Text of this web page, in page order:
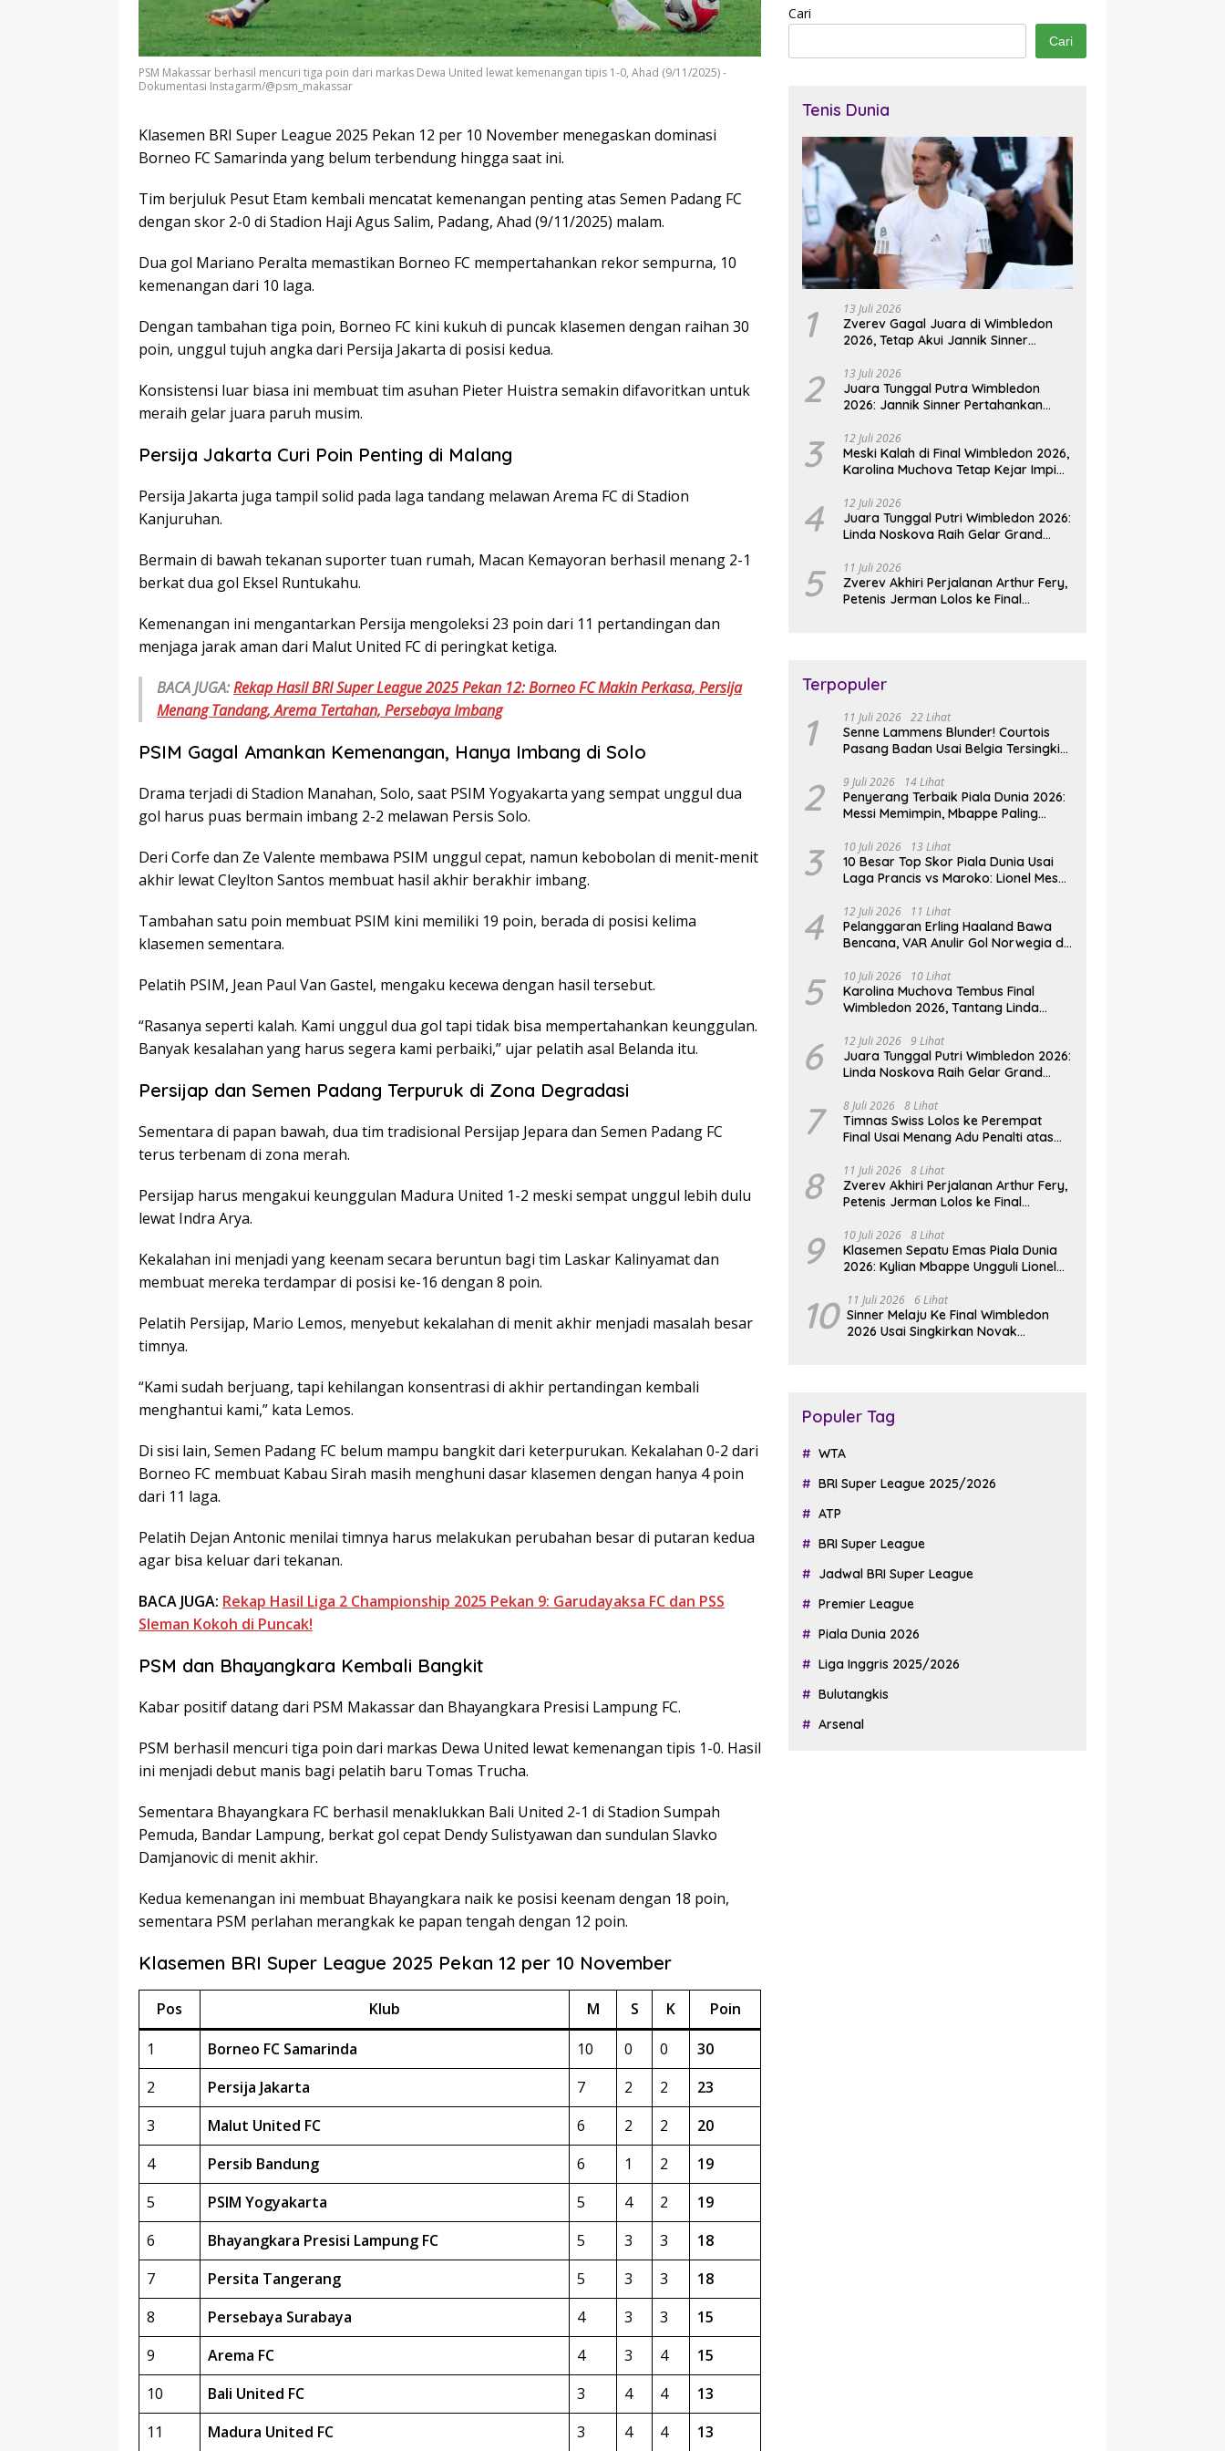
PSM Makassar berhasil mencuri tiga poin dari markas Dewa United lewat kemenangan tipis 1-0, Ahad (9/11/2025) -
Dokumentasi Instagarm/@psm_makassar
Klasemen BRI Super League 2025 Pekan 12 per 10 November menegaskan dominasi
Borneo FC Samarinda yang belum terbendung hingga saat ini.
Tim berjuluk Pesut Etam kembali mencatat kemenangan penting atas Semen Padang FC
dengan skor 2-0 di Stadion Haji Agus Salim, Padang, Ahad (9/11/2025) malam.
Dua gol Mariano Peralta memastikan Borneo FC mempertahankan rekor sempurna, 10
kemenangan dari 10 laga.
Dengan tambahan tiga poin, Borneo FC kini kukuh di puncak klasemen dengan raihan 30
poin, unggul tujuh angka dari Persija Jakarta di posisi kedua.
Konsistensi luar biasa ini membuat tim asuhan Pieter Huistra semakin difavoritkan untuk
meraih gelar juara paruh musim.
Persija Jakarta Curi Poin Penting di Malang
Persija Jakarta juga tampil solid pada laga tandang melawan Arema FC di Stadion
Kanjuruhan.
Bermain di bawah tekanan suporter tuan rumah, Macan Kemayoran berhasil menang 2-1
berkat dua gol Eksel Runtukahu.
Kemenangan ini mengantarkan Persija mengoleksi 23 poin dari 11 pertandingan dan
menjaga jarak aman dari Malut United FC di peringkat ketiga.
BACA JUGA:Rekap Hasil BRI Super League 2025 Pekan 12: Borneo FC Makin Perkasa, Persija
Menang Tandang, Arema Tertahan, Persebaya Imbang
PSIM Gagal Amankan Kemenangan, Hanya Imbang di Solo
Drama terjadi di Stadion Manahan, Solo, saat PSIM Yogyakarta yang sempat unggul dua
gol harus puas bermain imbang 2-2 melawan Persis Solo.
Deri Corfe dan Ze Valente membawa PSIM unggul cepat, namun kebobolan di menit-menit
akhir lewat Cleylton Santos membuat hasil akhir berakhir imbang.
Tambahan satu poin membuat PSIM kini memiliki 19 poin, berada di posisi kelima
klasemen sementara.
Pelatih PSIM, Jean Paul Van Gastel, mengaku kecewa dengan hasil tersebut.
“Rasanya seperti kalah. Kami unggul dua gol tapi tidak bisa mempertahankan keunggulan.
Banyak kesalahan yang harus segera kami perbaiki,” ujar pelatih asal Belanda itu.
Persijap dan Semen Padang Terpuruk di Zona Degradasi
Sementara di papan bawah, dua tim tradisional Persijap Jepara dan Semen Padang FC
terus terbenam di zona merah.
Persijap harus mengakui keunggulan Madura United 1-2 meski sempat unggul lebih dulu
lewat Indra Arya.
Kekalahan ini menjadi yang keenam secara beruntun bagi tim Laskar Kalinyamat dan
membuat mereka terdampar di posisi ke-16 dengan 8 poin.
Pelatih Persijap, Mario Lemos, menyebut kekalahan di menit akhir menjadi masalah besar
timnya.
“Kami sudah berjuang, tapi kehilangan konsentrasi di akhir pertandingan kembali
menghantui kami,” kata Lemos.
Di sisi lain, Semen Padang FC belum mampu bangkit dari keterpurukan. Kekalahan 0-2 dari
Borneo FC membuat Kabau Sirah masih menghuni dasar klasemen dengan hanya 4 poin
dari 11 laga.
Pelatih Dejan Antonic menilai timnya harus melakukan perubahan besar di putaran kedua
agar bisa keluar dari tekanan.
BACA JUGA: Rekap Hasil Liga 2 Championship 2025 Pekan 9: Garudayaksa FC dan PSS
Sleman Kokoh di Puncak!
PSM dan Bhayangkara Kembali Bangkit
Kabar positif datang dari PSM Makassar dan Bhayangkara Presisi Lampung FC.
PSM berhasil mencuri tiga poin dari markas Dewa United lewat kemenangan tipis 1-0. Hasil
ini menjadi debut manis bagi pelatih baru Tomas Trucha.
Sementara Bhayangkara FC berhasil menaklukkan Bali United 2-1 di Stadion Sumpah
Pemuda, Bandar Lampung, berkat gol cepat Dendy Sulistyawan dan sundulan Slavko
Damjanovic di menit akhir.
Kedua kemenangan ini membuat Bhayangkara naik ke posisi keenam dengan 18 poin,
sementara PSM perlahan merangkak ke papan tengah dengan 12 poin.
Klasemen BRI Super League 2025 Pekan 12 per 10 November
Pos Klub M S K
Poin
1
Borneo FC Samarinda 10 0 0
30
2
Persija Jakarta 7 2 2
23
3
Malut United FC 6 2 2
20
4
Persib Bandung 6 1 2
19
5
PSIM Yogyakarta 5 4 2
19
6
Bhayangkara Presisi Lampung FC 5 3 3
18
7
Persita Tangerang 5 3 3
18
8
Persebaya Surabaya 4 3 3
15
9
Arema FC 4 3 4
15
10
Bali United FC 3 4 4
13
11
Madura United FC 3 4 4 13
Cari
Cari
Tenis Dunia
1 13 Juli 2026
Zverev Gagal Juara di Wimbledon
2026, Tetap Akui Jannik Sinner
2 13 Juli 2026
Juara Tunggal Putra Wimbledon
2026: Jannik Sinner Pertahankan
Zverev
3 12 Juli 2026
Meski Kalah di Final Wimbledon 2026,
Karolina Muchova Tetap Kejar Impian
4 12 Juli 2026
Juara Tunggal Putri Wimbledon 2026:
Linda Noskova Raih Gelar Grand
5 11 Juli 2026
Zverev Akhiri Perjalanan Arthur Fery,
Petenis Jerman Lolos ke Final
Terpopuler
1 11 Juli 2026 22 Lihat
Senne Lammens Blunder! Courtois
Pasang Badan Usai Belgia Tersingkir
2 9 Juli 2026 14 Lihat
Penyerang Terbaik Piala Dunia 2026:
Messi Memimpin, Mbappe Paling
3 10 Juli 2026 13 Lihat
10 Besar Top Skor Piala Dunia Usai
Laga Prancis vs Maroko: Lionel Messi
4 12 Juli 2026 11 Lihat
Pelanggaran Erling Haaland Bawa
Bencana, VAR Anulir Gol Norwegia di
5 10 Juli 2026 10 Lihat
Karolina Muchova Tembus Final
Wimbledon 2026, Tantang Linda
6 12 Juli 2026 9 Lihat
Juara Tunggal Putri Wimbledon 2026:
Linda Noskova Raih Gelar Grand
7 8 Juli 2026 8 Lihat
Timnas Swiss Lolos ke Perempat
Final Usai Menang Adu Penalti atas
8 11 Juli 2026 8 Lihat
Zverev Akhiri Perjalanan Arthur Fery,
Petenis Jerman Lolos ke Final
9 10 Juli 2026 8 Lihat
Klasemen Sepatu Emas Piala Dunia
2026: Kylian Mbappe Ungguli Lionel
10 11 Juli 2026 6 Lihat
Sinner Melaju Ke Final Wimbledon
2026 Usai Singkirkan Novak
Populer Tag
WTA
BRI Super League 2025/2026
ATP
BRI Super League
Jadwal BRI Super League
Premier League
Piala Dunia 2026
Liga Inggris 2025/2026
Bulutangkis
Arsenal